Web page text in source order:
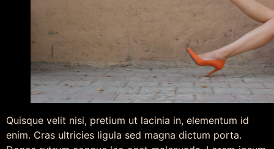
Quisque velit nisi, pretium ut lacinia in, elementum id
enim. Cras ultricies ligula sed magna dictum porta.